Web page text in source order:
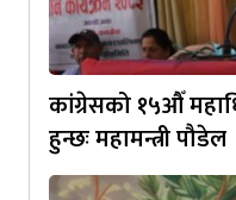
कांग्रेसको १५औँ
हुन्छः महामन्त्री पौडेल